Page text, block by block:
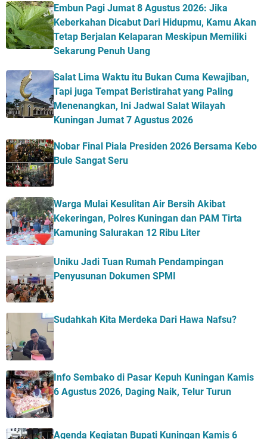
Embun Pagi Jumat 8 Agustus 2026: Jika
Keberkahan Dicabut Dari Hidupmu, Kamu Akan
Tetap Berjalan Kelaparan Meskipun Memiliki
Sekarung Penuh Uang
Salat Lima Waktu itu Bukan Cuma Kewajiban,
Tapi juga Tempat Beristirahat yang Paling
Menenangkan, Ini Jadwal Salat Wilayah
Kuningan Jumat 7 Agustus 2026
Nobar Final Piala Presiden 2026 Bersama Kebo
Bule Sangat Seru
Warga Mulai Kesulitan Air Bersih Akibat
Kekeringan, Polres Kuningan dan PAM Tirta
Kamuning Salurakan 12 Ribu Liter
Uniku Jadi Tuan Rumah Pendampingan
Penyusunan Dokumen SPMI
Sudahkah Kita Merdeka Dari Hawa Nafsu?
Info Sembako di Pasar Kepuh Kuningan Kamis
6 Agustus 2026, Daging Naik, Telur Turun
Agenda Kegiatan Bupati Kuningan Kamis 6